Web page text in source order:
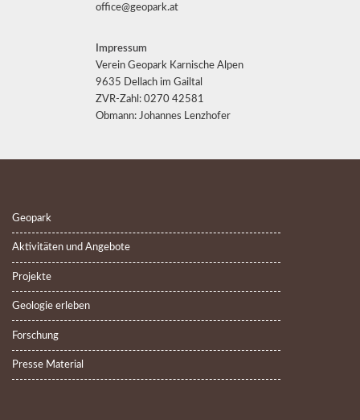
office@geopark.at
Impressum
Verein Geopark Karnische Alpen
9635 Dellach im Gailtal
ZVR-Zahl: 0270 42581
Obmann: Johannes Lenzhofer
Geopark
Aktivitäten und Angebote
Projekte
Geologie erleben
Forschung
Presse Material